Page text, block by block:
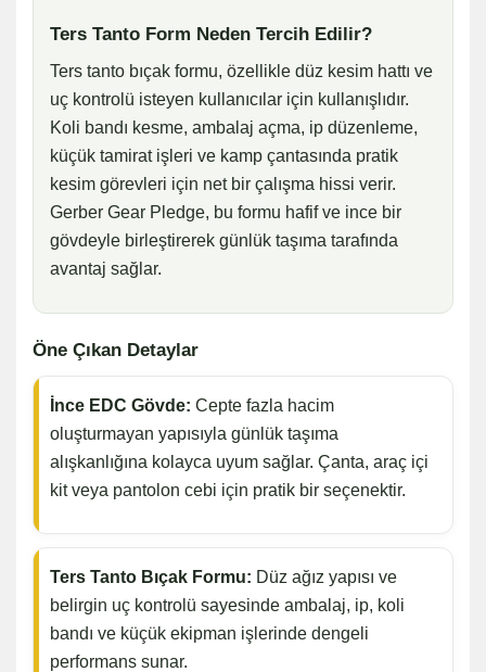
Ters Tanto Form Neden Tercih Edilir?
Ters tanto bıçak formu, özellikle düz kesim hattı ve
uç kontrolü isteyen kullanıcılar için kullanışlıdır.
Koli bandı kesme, ambalaj açma, ip düzenleme,
küçük tamirat işleri ve kamp çantasında pratik
kesim görevleri için net bir çalışma hissi verir.
Gerber Gear Pledge, bu formu hafif ve ince bir
gövdeyle birleştirerek günlük taşıma tarafında
avantaj sağlar.
Öne Çıkan Detaylar
İnce EDC Gövde: Cepte fazla hacim
oluşturmayan yapısıyla günlük taşıma
alışkanlığına kolayca uyum sağlar. Çanta, araç içi
kit veya pantolon cebi için pratik bir seçenektir.
Ters Tanto Bıçak Formu: Düz ağız yapısı ve
belirgin uç kontrolü sayesinde ambalaj, ip, koli
bandı ve küçük ekipman işlerinde dengeli
performans sunar.